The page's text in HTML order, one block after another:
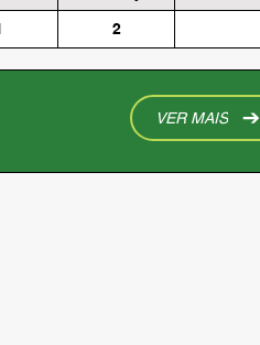
2
VER MAIS